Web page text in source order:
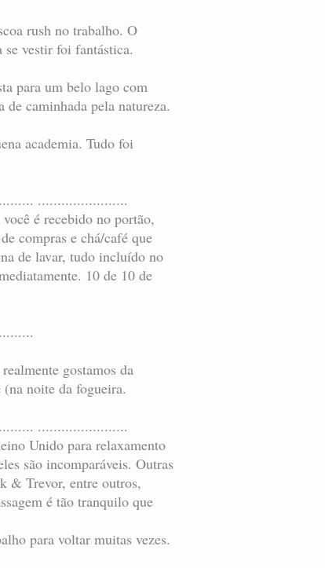
rush no trabalho. O
se vestir foi fantástica.
para um belo lago com
caminhada pela natureza.
academia. Tudo foi
.......................
é recebido no portão,
compras e chá/café que
de lavar, tudo incluído no
10 de 10 de
gostamos da
noite da fogueira.
.......................
Unido para relaxamento
são incomparáveis. Outras
& Trevor, entre outros,
é tão tranquilo que
para voltar muitas vezes.